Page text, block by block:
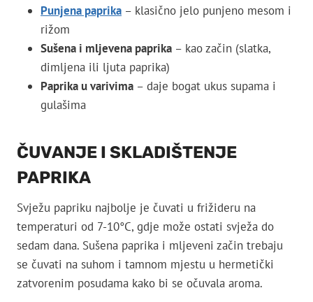
Punjena paprika – klasično jelo punjeno mesom i
rižom
Sušena i mljevena paprika – kao začin (slatka,
dimljena ili ljuta paprika)
Paprika u varivima – daje bogat ukus supama i
gulašima
ČUVANJE I SKLADIŠTENJE
PAPRIKA
Svježu papriku najbolje je čuvati u frižideru na
temperaturi od 7-10°C, gdje može ostati svježa do
sedam dana. Sušena paprika i mljeveni začin trebaju
se čuvati na suhom i tamnom mjestu u hermetički
zatvorenim posudama kako bi se očuvala aroma.